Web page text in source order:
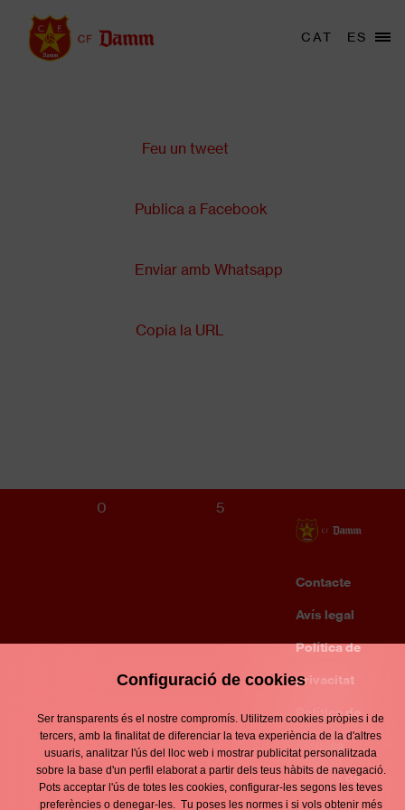
contingut
Main
Menu
CAT ES
Feu un tweet
Publica a Facebook
Enviar amb Whatsapp
Copia la URL
0
5
d'interès
Contacte
Footer
menu
Avís legal
Política de
privacitat
Política de
cookies
Política de
Configuració de cookies
Ser transparents és el nostre compromís. Utilitzem cookies pròpies i de
tercers, amb la finalitat de diferenciar la teva experiència de la d'altres
usuaris, analitzar l'ús del lloc web i mostrar publicitat personalitzada
sobre la base d'un perfil elaborat a partir dels teus hàbits de navegació.
Pots acceptar l'ús de totes les cookies, configurar-les segons les teves
preferències o denegar-les. Tu poses les normes i si vols obtenir més